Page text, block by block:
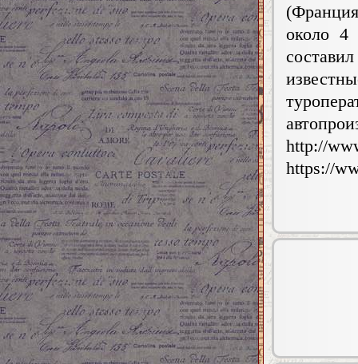
около 4
http://
https://